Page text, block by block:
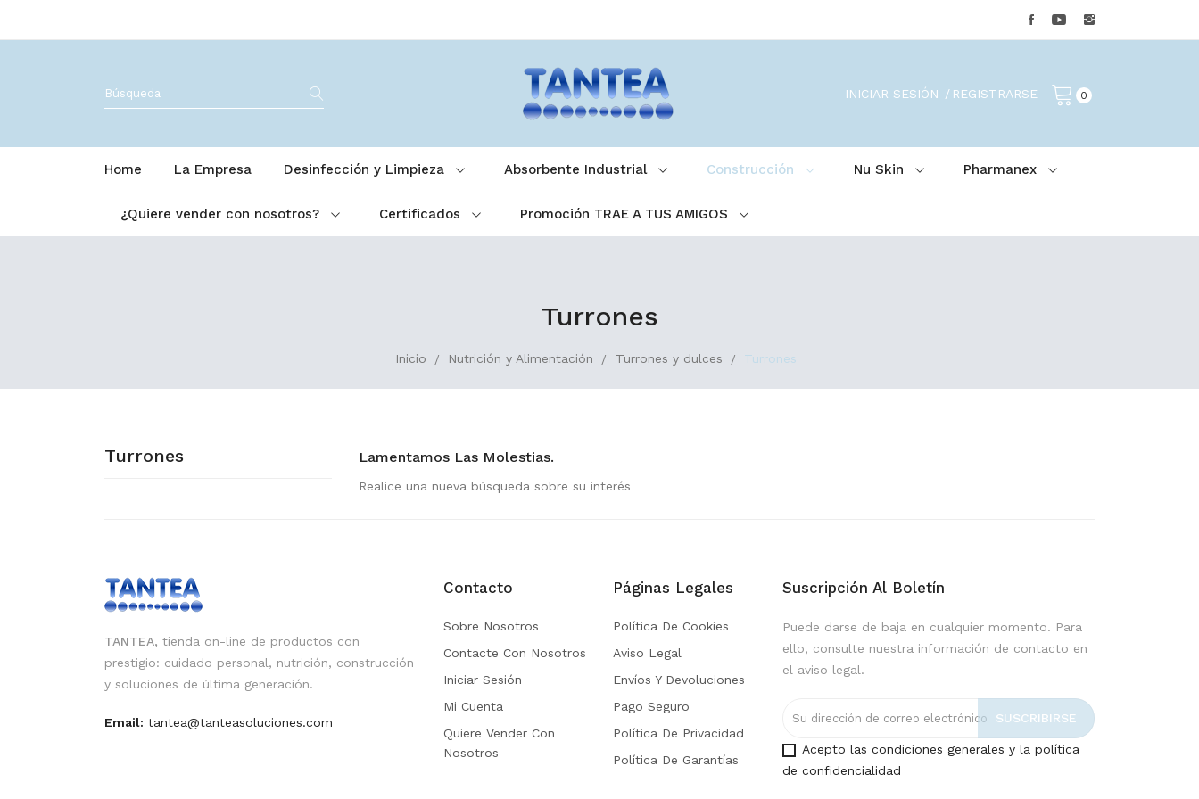
0
INICIAR SESIÓN REGISTRARSE
Home La Empresa Desinfección y Limpieza Absorbente Industrial Construcción Nu Skin Pharmanex
¿Quiere vender con nosotros? Certificados Promoción TRAE A TUS AMIGOS
Turrones
Inicio Nutrición y Alimentación Turrones y dulces Turrones
Turrones Lamentamos Las Molestias.
Realice una nueva búsqueda sobre su interés
TANTEA, tienda on-line de productos con
prestigio: cuidado personal, nutrición, construcción
y soluciones de última generación.
Email: tantea@tanteasoluciones.com
Contacto
Sobre Nosotros
Contacte Con Nosotros
Iniciar Sesión
Mi Cuenta
Quiere Vender Con
Nosotros
Páginas Legales
Política De Cookies
Aviso Legal
Envíos Y Devoluciones
Pago Seguro
Política De Privacidad
Política De Garantías
Suscripción Al Boletín
Puede darse de baja en cualquier momento. Para
ello, consulte nuestra información de contacto en
el aviso legal.
Acepto las condiciones generales y la política
de confidencialidad